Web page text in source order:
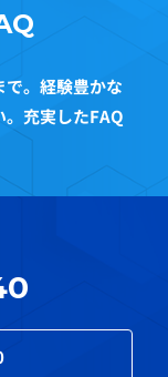
。経験豊かな
充実したFAQ